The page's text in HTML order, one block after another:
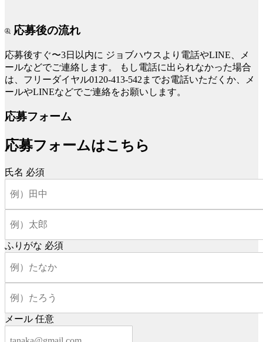
応募後の流れ
応募後すぐ〜3日以内に ジョブハウスより電話やLINE、メ
ールなどでご連絡します。
もし電話に出られなかった場合
は、フリーダイヤル0120-413-542までお電話いただくか、メ
ールやLINEなどでご連絡をお願いします。
応募フォーム
応募フォームはこちら
氏名 必須
ふりがな 必須
メール 任意